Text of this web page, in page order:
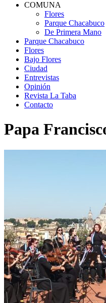
COMUNA
Flores
Parque Chacabuco
De Primera Mano
Parque Chacabuco
Flores
Bajo Flores
Ciudad
Entrevistas
Opinión
Revista La Taba
Contacto
Papa